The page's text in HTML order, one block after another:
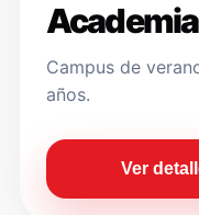
Campus de
años.
Ver